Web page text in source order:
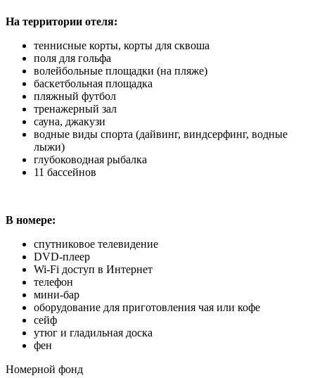
На территории отеля:
теннисные корты, корты для сквоша
поля для гольфа
волейбольные площадки (на пляже)
баскетбольная площадка
пляжный футбол
тренажерный зал
сауна, джакузи
водные виды спорта (дайвинг, виндсерфинг, водные
лыжи)
глубоководная рыбалка
11 бассейнов
В номере:
спутниковое телевидение
DVD-плеер
Wi-Fi доступ в Интернет
телефон
мини-бар
оборудование для приготовления чая или кофе
сейф
утюг и гладильная доска
фен
Номерной фонд